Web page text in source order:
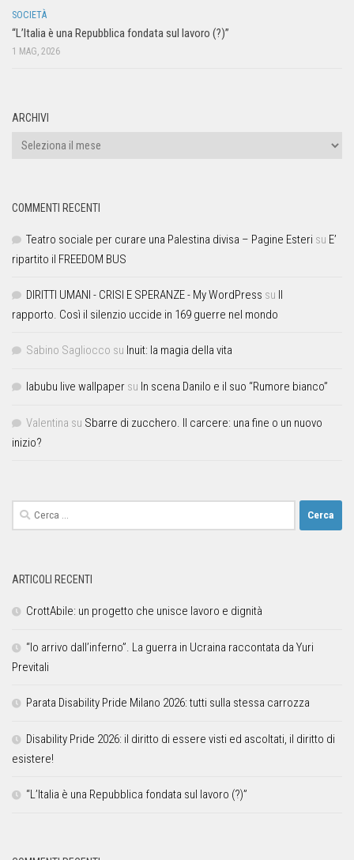
SOCIETÀ
“L’Italia è una Repubblica fondata sul lavoro (?)”
1 MAG, 2026
ARCHIVI
COMMENTI RECENTI
Teatro sociale per curare una Palestina divisa – Pagine Esteri su E’
ripartito il FREEDOM BUS
DIRITTI UMANI - CRISI E SPERANZE - My WordPress su Il
rapporto. Così il silenzio uccide in 169 guerre nel mondo
Sabino Sagliocco su Inuit: la magia della vita
labubu live wallpaper su In scena Danilo e il suo “Rumore bianco”
Valentina su Sbarre di zucchero. Il carcere: una fine o un nuovo
inizio?
ARTICOLI RECENTI
CrottAbile: un progetto che unisce lavoro e dignità
“Io arrivo dall’inferno”. La guerra in Ucraina raccontata da Yuri
Previtali
Parata Disability Pride Milano 2026: tutti sulla stessa carrozza
Disability Pride 2026: il diritto di essere visti ed ascoltati, il diritto di
esistere!
“L’Italia è una Repubblica fondata sul lavoro (?)”